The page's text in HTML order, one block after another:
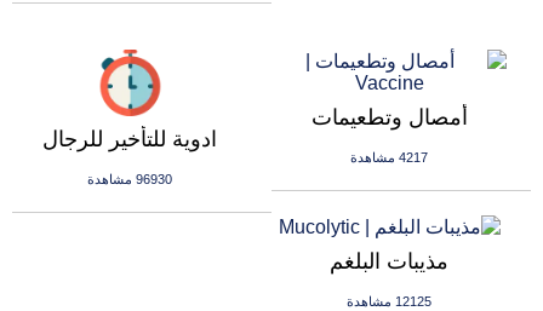
ادوية للتأخير للرجال
96930 مشاهدة
أمصال وتطعيمات
4217 مشاهدة
مذيبات البلغم
12125 مشاهدة